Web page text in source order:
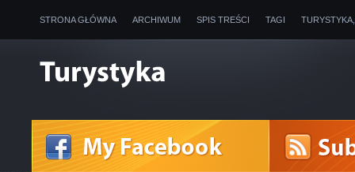
STRONA GŁÓWNA ARCHIWUM SPIS TREŚCI TAGI